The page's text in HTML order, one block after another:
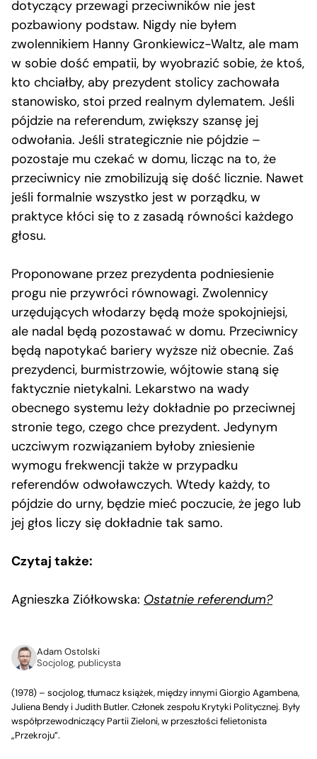
dotyczący przewagi przeciwników nie jest
pozbawiony podstaw. Nigdy nie byłem
zwolennikiem Hanny Gronkiewicz-Waltz, ale mam
w sobie dość empatii, by wyobrazić sobie, że ktoś,
kto chciałby, aby prezydent stolicy zachowała
stanowisko, stoi przed realnym dylematem. Jeśli
pójdzie na referendum, zwiększy szansę jej
odwołania. Jeśli strategicznie nie pójdzie –
pozostaje mu czekać w domu, licząc na to, że
przeciwnicy nie zmobilizują się dość licznie. Nawet
jeśli formalnie wszystko jest w porządku, w
praktyce kłóci się to z zasadą równości każdego
głosu.
Proponowane przez prezydenta podniesienie
progu nie przywróci równowagi. Zwolennicy
urzędujących włodarzy będą może spokojniejsi,
ale nadal będą pozostawać w domu. Przeciwnicy
będą napotykać bariery wyższe niż obecnie. Zaś
prezydenci, burmistrzowie, wójtowie staną się
faktycznie nietykalni. Lekarstwo na wady
obecnego systemu leży dokładnie po przeciwnej
stronie tego, czego chce prezydent. Jedynym
uczciwym rozwiązaniem byłoby zniesienie
wymogu frekwencji także w przypadku
referendów odwoławczych. Wtedy każdy, to
pójdzie do urny, będzie mieć poczucie, że jego lub
jej głos liczy się dokładnie tak samo.
Czytaj także:
Agnieszka Ziółkowska: Ostatnie referendum?
Adam Ostolski
Socjolog, publicysta
(1978) – socjolog, tłumacz książek, między innymi Giorgio Agambena,
Juliena Bendy i Judith Butler. Członek zespołu Krytyki Politycznej. Były
współprzewodniczący Partii Zieloni, w przeszłości felietonista
„Przekroju”.